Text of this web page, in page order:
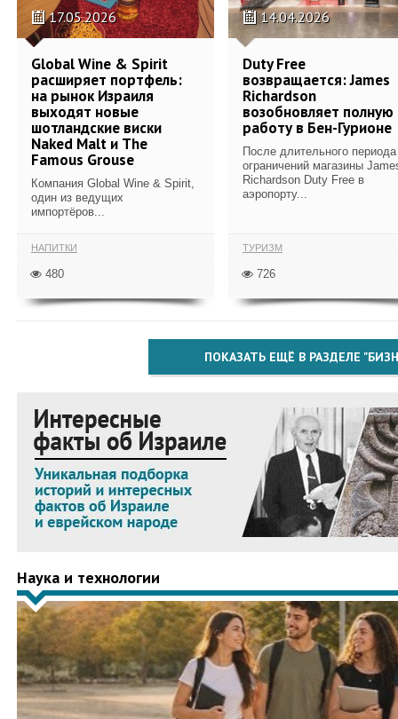
17.05.2026
Global Wine & Spirit
расширяет портфель:
на рынок Израиля
выходят новые
шотландские виски
Naked Malt и The
Famous Grouse
Компания Global Wine & Spirit,
один из ведущих
импортёров...
НАПИТКИ
480
14.04.2026
Duty Free
возвращается: James
Richardson
возобновляет полную
работу в Бен-Гурионе
После длительного периода
ограничений магазины
Richardson Duty Free в
аэропорту...
ТУРИЗМ
726
ПОКАЗАТЬ ЕЩЁ В РАЗДЕЛЕ
Наука и технологии